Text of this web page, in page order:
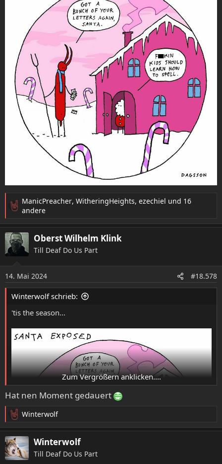
R
a
k
t
i
o
n
e
n
ManicPreacher, WitheringHeights, ezechiel und 16
andere
Oberst Wilhelm Klink
Till Deaf Do Us Part
14. Mai 2024 #18.578
Winterwolf schrieb:
'tis the season...
Zum Vergrößern anklicken....
Hat nen Moment gedauert
R
e
a
k
t
Winterwolf
Winterwolf
Till Deaf Do Us Part